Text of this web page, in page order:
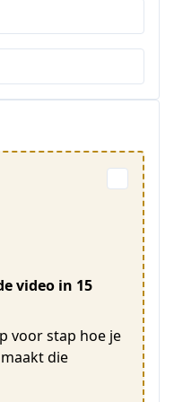
video in 15
voor stap hoe je
die